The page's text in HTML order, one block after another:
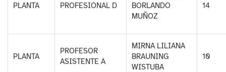
PLANTA PROFESIONAL D
BORLANDO
MUÑOZ
14
PLANTA
PROFESOR
ASISTENTE A
MIRNA LILIANA
BRAUNING
WISTUBA
10